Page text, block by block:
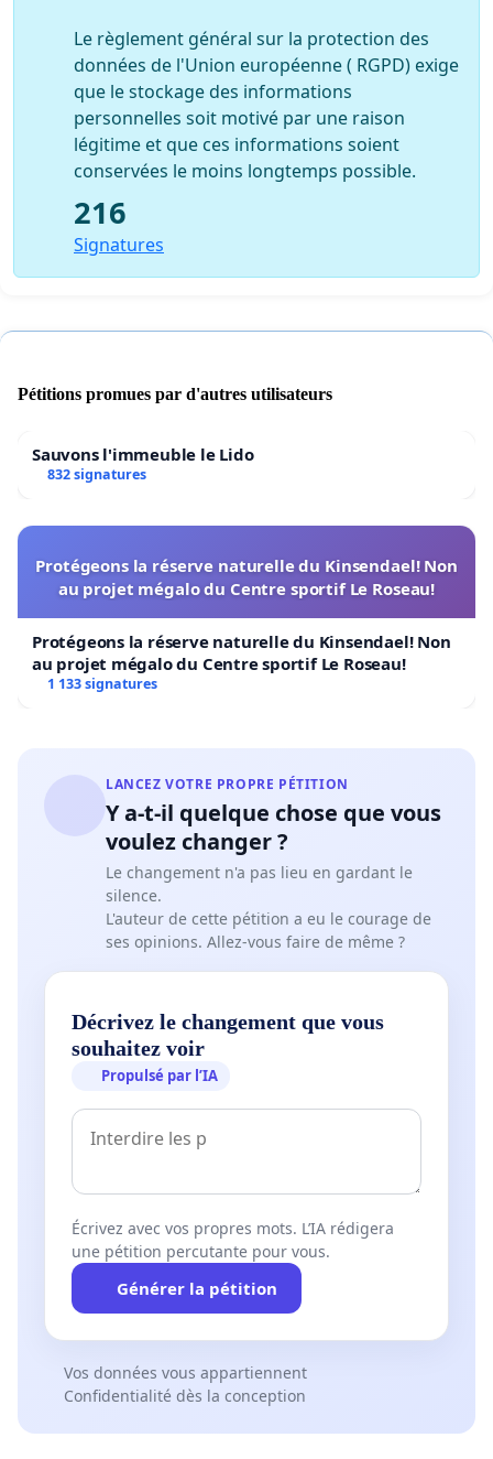
Le règlement général sur la protection des
données de l'Union européenne ( RGPD) exige
que le stockage des informations
personnelles soit motivé par une raison
légitime et que ces informations soient
conservées le moins longtemps possible.
216
Signatures
Pétitions promues par d'autres utilisateurs
Sauvons l'immeuble le Lido
832 signatures
Protégeons la réserve naturelle du Kinsendael! Non
au projet mégalo du Centre sportif Le Roseau!
Protégeons la réserve naturelle du Kinsendael! Non
au projet mégalo du Centre sportif Le Roseau!
1 133 signatures
LANCEZ VOTRE PROPRE PÉTITION
Y a-t-il quelque chose que vous
voulez changer ?
Le changement n'a pas lieu en gardant le
silence.
L'auteur de cette pétition a eu le courage de
ses opinions. Allez-vous faire de même ?
Décrivez le changement que vous
souhaitez voir
Propulsé par l’IA
Écrivez avec vos propres mots. L’IA rédigera
une pétition percutante pour vous.
Générer la pétition
Vos données vous appartiennent
Confidentialité dès la conception